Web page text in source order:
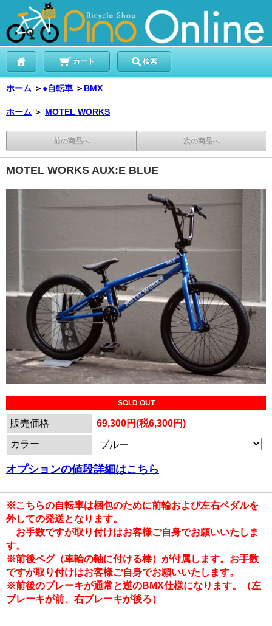
カート 検索
ホーム ＞ ●自転車 ＞ BMX
ホーム ＞ MOTEL WORKS
前の商品へ 次の商品へ
MOTEL WORKS AUX:E BLUE
SOLD OUT
販売価格
69,300円(税6,300円)
カラー
オプションの値段詳細はこちら
※こちらの自転車は梱包のために前輪および左右ペダルを
外しての発送となります。
お手数ですが取り付けはお客様ご自身でお願いいたしま
す。
※前後ペグ（車輪の軸に付ける棒）が付属します。お手数
ですが取り付けはお客様ご自身でお願いいたします。
※前後のブレーキが通常と逆のBMX仕様になります。（左
ブレーキが前、右ブレーキが後ろ）